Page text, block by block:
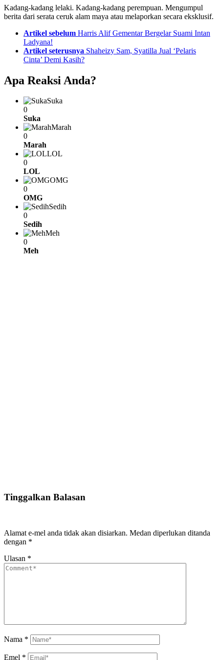
Kadang-kadang lelaki. Kadang-kadang perempuan. Mengumpul
berita dari serata ceruk alam maya atau melaporkan secara eksklusif.
Artikel sebelum Harris Alif Gementar Bergelar Suami Intan
Ladyana!
Artikel seterusnya Shaheizy Sam, Syatilla Jual ‘Pelaris
Cinta’ Demi Kasih?
Apa Reaksi Anda?
Suka
0
Suka
Marah
0
Marah
LOL
0
LOL
OMG
0
OMG
Sedih
0
Sedih
Meh
0
Meh
Tinggalkan Balasan
Alamat e-mel anda tidak akan disiarkan. Medan diperlukan ditanda
dengan *
Ulasan *
Nama *
Emel *